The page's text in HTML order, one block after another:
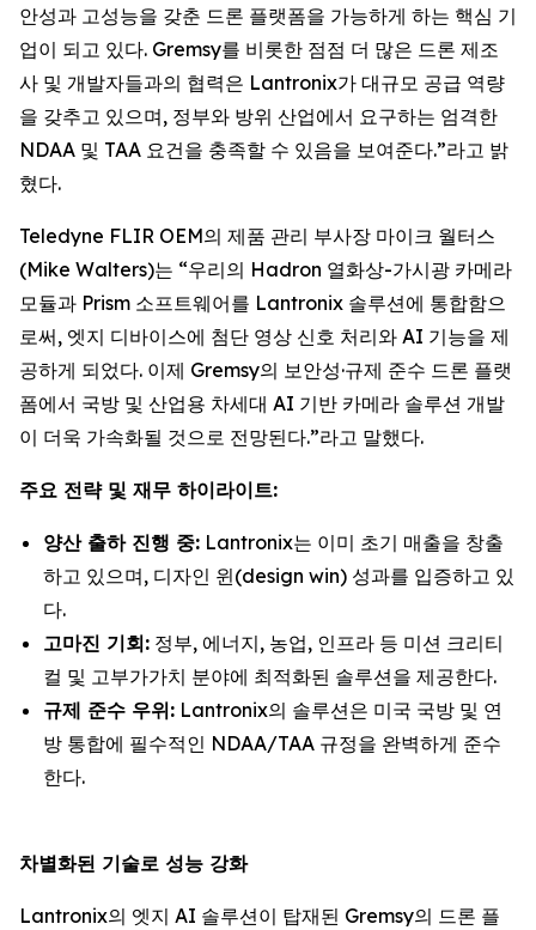
안성과 고성능을 갖춘 드론 플랫폼을 가능하게 하는 핵심 기
업이 되고 있다. Gremsy를 비롯한 점점 더 많은 드론 제조
사 및 개발자들과의 협력은 Lantronix가 대규모 공급 역량
을 갖추고 있으며, 정부와 방위 산업에서 요구하는 엄격한
NDAA 및 TAA 요건을 충족할 수 있음을 보여준다.”라고 밝
혔다.
Teledyne FLIR OEM의 제품 관리 부사장 마이크 월터스
(Mike Walters)는 “우리의 Hadron 열화상-가시광 카메라
모듈과 Prism 소프트웨어를 Lantronix 솔루션에 통합함으
로써, 엣지 디바이스에 첨단 영상 신호 처리와 AI 기능을 제
공하게 되었다. 이제 Gremsy의 보안성·규제 준수 드론 플랫
폼에서 국방 및 산업용 차세대 AI 기반 카메라 솔루션 개발
이 더욱 가속화될 것으로 전망된다.”라고 말했다.
주요 전략 및 재무 하이라이트:
양산 출하 진행 중: Lantronix는 이미 초기 매출을 창출
하고 있으며, 디자인 윈(design win) 성과를 입증하고 있
다.
고마진 기회: 정부, 에너지, 농업, 인프라 등 미션 크리티
컬 및 고부가가치 분야에 최적화된 솔루션을 제공한다.
규제 준수 우위: Lantronix의 솔루션은 미국 국방 및 연
방 통합에 필수적인 NDAA/TAA 규정을 완벽하게 준수
한다.
차별화된 기술로 성능 강화
Lantronix의 엣지 AI 솔루션이 탑재된 Gremsy의 드론 플